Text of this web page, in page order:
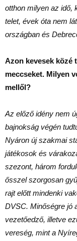
otthon milyen az idő,
telet, évek óta nem
országban és
Azon kevesek közé
meccseket. Milyen
mellől?
Az előző idény nem
bajnokság végén
Nyáron új szakmai
játékosok és
szezont, három
ősszel szorgosan
rajt előtt mindenki
DVSC. Minőségre jó
vezetőedző, illetve
vereség, mint a